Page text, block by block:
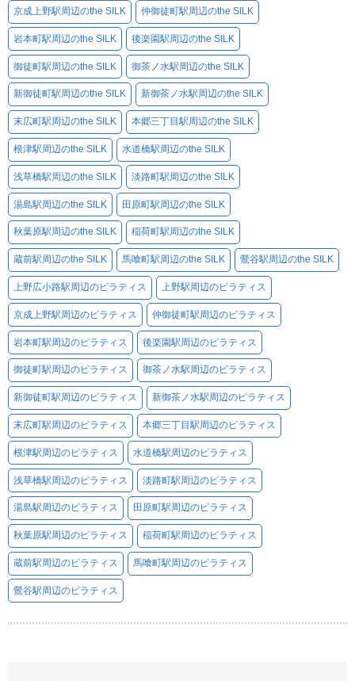
京成上野駅周辺のthe SILK 仲御徒町駅周辺のthe SILK
岩本町駅周辺のthe SILK 後楽園駅周辺のthe SILK
御徒町駅周辺のthe SILK 御茶ノ水駅周辺のthe SILK
新御徒町駅周辺のthe SILK 新御茶ノ水駅周辺のthe SILK
末広町駅周辺のthe SILK 本郷三丁目駅周辺のthe SILK
根津駅周辺のthe SILK 水道橋駅周辺のthe SILK
浅草橋駅周辺のthe SILK 淡路町駅周辺のthe SILK
湯島駅周辺のthe SILK 田原町駅周辺のthe SILK
秋葉原駅周辺のthe SILK 稲荷町駅周辺のthe SILK
蔵前駅周辺のthe SILK 馬喰町駅周辺のthe SILK 鶯谷駅周辺のthe SILK
上野広小路駅周辺のピラティス 上野駅周辺のピラティス
京成上野駅周辺のピラティス 仲御徒町駅周辺のピラティス
岩本町駅周辺のピラティス 後楽園駅周辺のピラティス
御徒町駅周辺のピラティス 御茶ノ水駅周辺のピラティス
新御徒町駅周辺のピラティス 新御茶ノ水駅周辺のピラティス
末広町駅周辺のピラティス 本郷三丁目駅周辺のピラティス
根津駅周辺のピラティス 水道橋駅周辺のピラティス
浅草橋駅周辺のピラティス 淡路町駅周辺のピラティス
湯島駅周辺のピラティス 田原町駅周辺のピラティス
秋葉原駅周辺のピラティス 稲荷町駅周辺のピラティス
蔵前駅周辺のピラティス 馬喰町駅周辺のピラティス
鶯谷駅周辺のピラティス